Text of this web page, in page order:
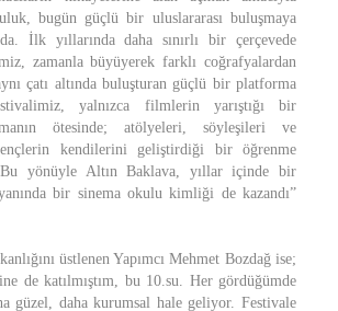
bugün güçlü bir uluslararası buluşmaya
İlk yıllarında daha sınırlı bir çerçevede
zamanla büyüyerek farklı coğrafyalardan
çatı altında buluşturan güçlü bir platforma
yalnızca filmlerin yarıştığı bir
ötesinde; atölyeleri, söyleşileri ve
kendilerini geliştirdiği bir öğrenme
Bu yönüyle Altın Baklava, yıllar içinde bir
bir sinema okulu kimliği de kazandı”
üstlenen Yapımcı Mehmet Bozdağ ise;
de katılmıştım, bu 10.su. Her gördüğümde
güzel, daha kurumsal hale geliyor. Festivale